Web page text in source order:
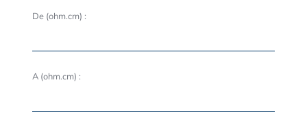
De (ohm.cm) :
A (ohm.cm) :